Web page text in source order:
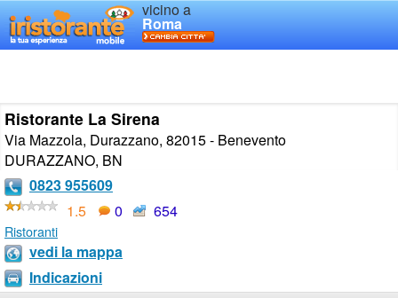
vicino a
Roma
Ristorante La Sirena
Via Mazzola, Durazzano, 82015 - Benevento
DURAZZANO, BN
0823 955609
1.5
0 654
Ristoranti
vedi la mappa
Indicazioni